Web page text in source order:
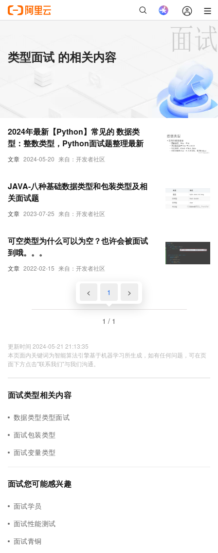
类型面试 的相关内容
文章 2024-05-20 来自：开发者社区
2024年最新【Python】常见的 数据类
型：整数类型，Python面试题整理最新
文章 2023-07-25 来自：开发者社区
JAVA-八种基础数据类型和包装类型及相
关面试题
文章 2022-02-15 来自：开发者社区
可空类型为什么可以为空？也许会被面试
到哦。。。
< 1 >
1 / 1
更新时间 2024-05-21 21:13:35
本页面内关键词为智能算法引擎基于机器学习所生成，如有任何问题，可在页
面下方点击"联系我们"与我们沟通。
面试类型相关内容
数据类型类型面试
面试包装类型
面试变量类型
面试您可能感兴趣
面试学员
面试性能测试
面试青铜